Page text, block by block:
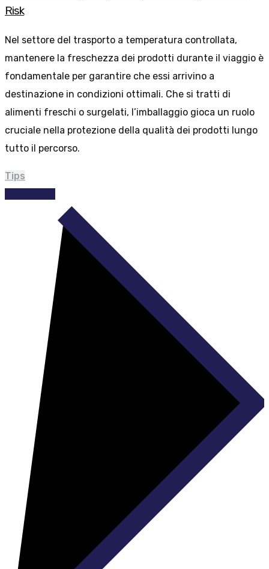
Risk
Nel settore del trasporto a temperatura controllata,
mantenere la freschezza dei prodotti durante il viaggio è
fondamentale per garantire che essi arrivino a
destinazione in condizioni ottimali. Che si tratti di
alimenti freschi o surgelati, l’imballaggio gioca un ruolo
cruciale nella protezione della qualità dei prodotti lungo
tutto il percorso.
Tips